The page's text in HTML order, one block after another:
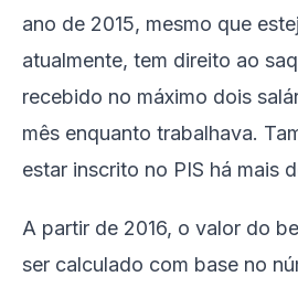
ano de 2015, mesmo que
atualmente, tem direito ao
recebido no máximo dois
mês enquanto trabalhava.
estar inscrito no PIS há mais
A partir de 2016, o valor do
ser calculado com base no